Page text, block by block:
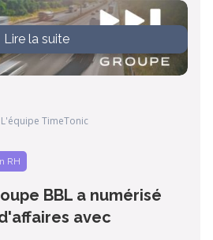
L'équipe TimeTonic
RH
BBL a numérisé
avec
Lire la suite